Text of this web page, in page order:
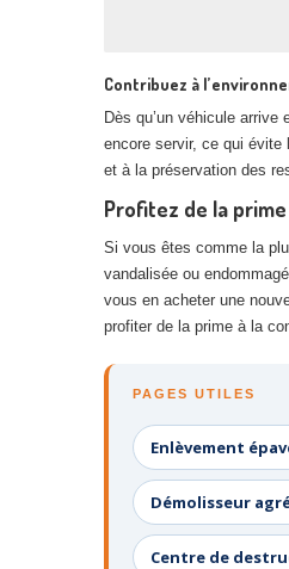
Contribuez à
Dès qu’un véhicule
encore servir, ce qui évite
et à la préservation des
Profitez de la
Si vous êtes comme la
vandalisée ou
vous en acheter une
profiter de la prime à la
PAGES UTILES
Enlèvement
Démolisseur
Centre de